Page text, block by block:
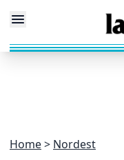
Home Nordest